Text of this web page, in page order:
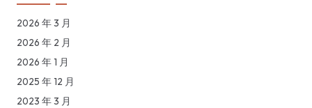
2026 年 3 月
2026 年 2 月
2026 年 1 月
2025 年 12 月
2023 年 3 月